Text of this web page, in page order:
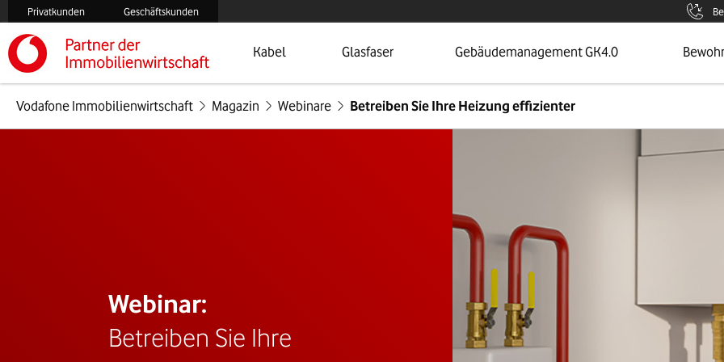
Privatkunden Geschäftskunden
Öffnet Menü
Kabel Zur Seite
Glasfaser Öffnet Menü
Gebäudemanagement GK4.0 Zur
Vodafone Immobilienwirtschaft Magazin Webinare Betreiben Sie Ihre Heizung effizienter
Webinar:
Betreiben Sie Ihre